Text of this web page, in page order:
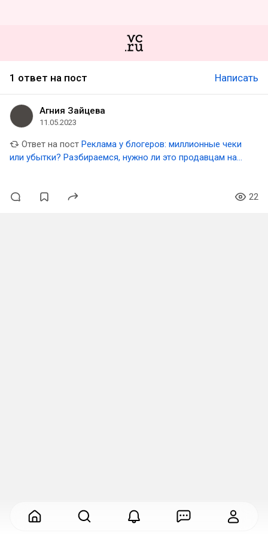
1 ответ на пост Написать
Агния Зайцева
11.05.2023
Ответ на пост Реклама у блогеров: миллионные чеки
или убытки? Разбираемся, нужно ли это продавцам на
22